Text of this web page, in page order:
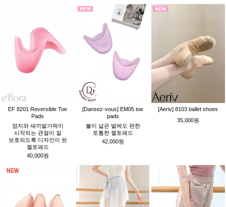
EF 8201 Reversible Toe
Pads
엄지와 새끼발가락이
시작되는 관절이 잘
보호되도록 디자인이 된
젤토패드
40,000원
[Dansez-vous] EM05 toe
pads
볼이 넓은 발에도 편한
토톰한 젤토패드
42,000원
[Aeriv] 8103 ballet shoes
35,000원